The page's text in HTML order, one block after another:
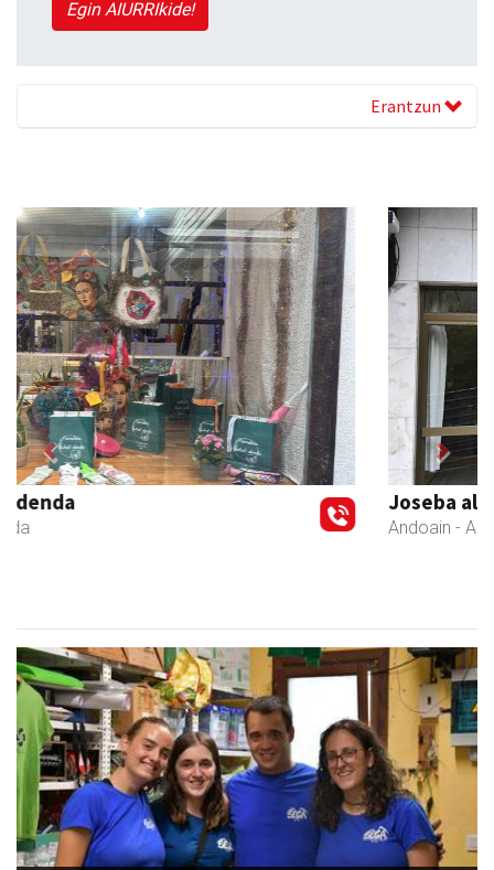
Egin AIURRIkide!
Erantzun
Joseba altzariak
Andoain
Previous Next